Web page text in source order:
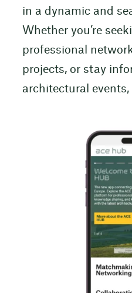
in a dynamic and
Whether you’re
professional
projects, or stay
architectural